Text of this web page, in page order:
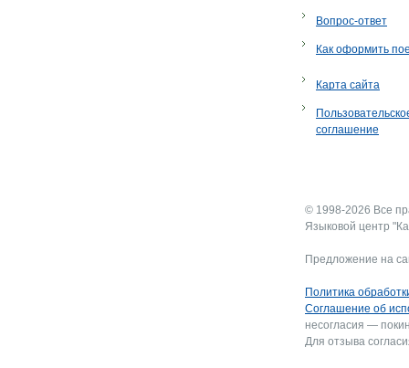
Вопрос-ответ
Как оформить
Карта сайта
соглашение
© 1998-2026 Все
Языковой центр
Предложение на
Политика
Соглашение об
несогласия —
Для отзыва